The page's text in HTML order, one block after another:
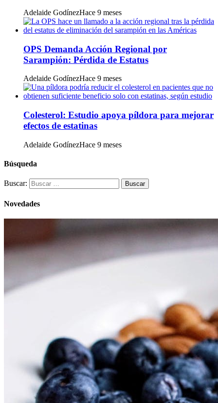
Adelaide GodínezHace 9 meses
OPS Demanda Acción Regional por
Sarampión: Pérdida de Estatus
Adelaide GodínezHace 9 meses
Colesterol: Estudio apoya píldora para mejorar
efectos de estatinas
Adelaide GodínezHace 9 meses
Búsqueda
Buscar:
Novedades